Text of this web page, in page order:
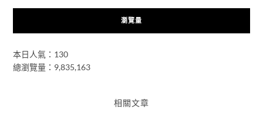
瀏覽量
本日人氣：130
總瀏覽量：9,835,163
相關文章